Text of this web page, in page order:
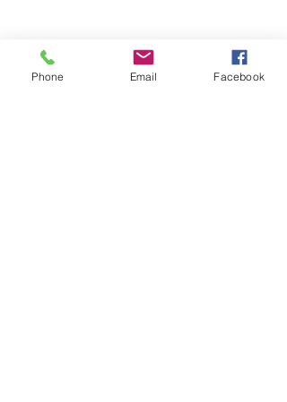
Phone Email Facebook